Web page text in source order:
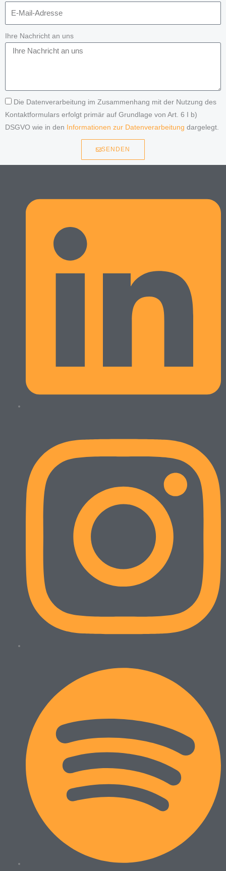
Ihre Nachricht an uns
Die Datenverarbeitung im Zusammenhang mit der Nutzung des
Kontaktformulars erfolgt primär auf Grundlage von Art. 6 I b)
DSGVO wie in den Informationen zur Datenverarbeitung dargelegt.
SENDEN